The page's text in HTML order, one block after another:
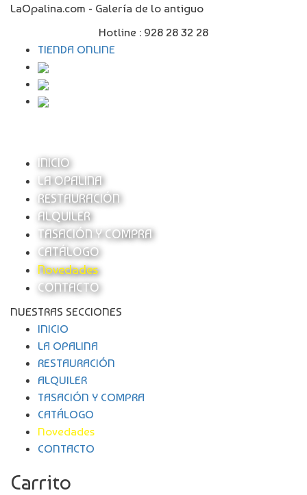
LaOpalina.com - Galería de lo antiguo
Hotline : 928 28 32 28
TIENDA ONLINE
INICIO
LA OPALINA
RESTAURACIÓN
ALQUILER
TASACIÓN Y COMPRA
CATÁLOGO
Novedades
CONTACTO
NUESTRAS SECCIONES
INICIO
LA OPALINA
RESTAURACIÓN
ALQUILER
TASACIÓN Y COMPRA
CATÁLOGO
Novedades
CONTACTO
Carrito